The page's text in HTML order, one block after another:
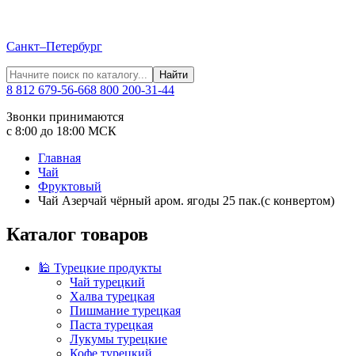
Санкт–Петербург
Найти
8 812 679-56-668 800 200-31-44
Звонки принимаются
с 8:00 до 18:00 МСК
Главная
Чай
Фруктовый
Чай Азерчай чёрный аром. ягоды 25 пак.(с конвертом)
Каталог товаров
🕌 Турецкие продукты
Чай турецкий
Халва турецкая
Пишмание турецкая
Паста турецкая
Лукумы турецкие
Кофе турецкий